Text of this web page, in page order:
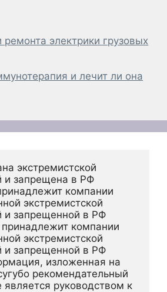
ремонта электрики грузовых
и лечит ли она
экстремистской
и запрещена в РФ
компании
экстремистской
и запрещенной в РФ
компании
экстремистской
и запрещенной в РФ
изложенная на
рекомендательный
является руководством к